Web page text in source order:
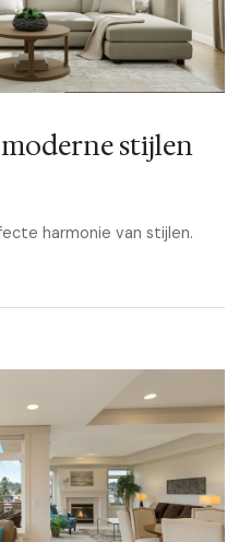
stijlen
harmonie van stijlen.